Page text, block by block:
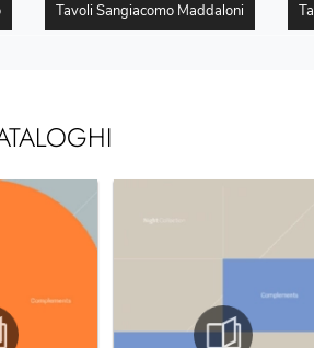
Tavoli Sangiacomo Maddaloni